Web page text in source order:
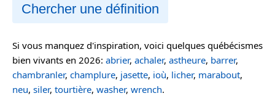
Chercher une définition
Si vous manquez d'inspiration, voici quelques québécismes
bien vivants en 2026: abrier, achaler, astheure, barrer,
chambranler, champlure, jasette, ioù, licher, marabout,
neu, siler, tourtière, washer, wrench.